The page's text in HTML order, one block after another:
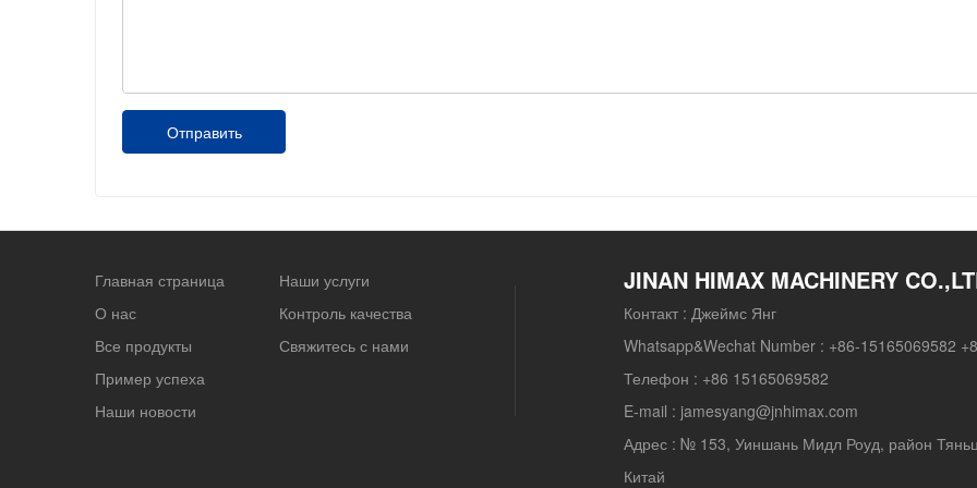
Отправить
Главная страница
О нас
Все продукты
Пример успеха
Наши новости
Наши услуги
Контроль качества
Свяжитесь с нами
JINAN HIMAX MACHINERY
Контакт : Джеймс Янг
Whatsapp&Wechat Number : +86-15165069582
Телефон : +86 15165069582
E-mail : jamesyang@jnhimax.com
Адрес : № 153, Уиншань Мидл Роуд, район
Китай